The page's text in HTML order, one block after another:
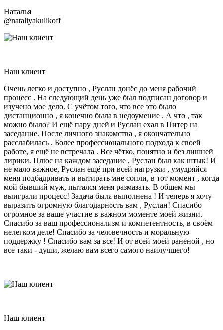
Наталья
@nataliyakulikoff
Наш клиент
Очень легко и доступно , Руслан донёс до меня рабочий
процесс . На следующий день уже был подписан договор и
изучено мое дело. С учётом того, что все это было
дистанционно , я конечно была в недоумение . А что , так
можно было? И ещё пару дней и Руслан ехал в Питер на
заседание. После личного знакомства , я окончательно
расслабилась . Более профессионального подхода к своей
работе, я ещё не встречала . Все чётко, понятно и без лишней
лирики. Плюс на каждом заседание , Руслан был как штык! И
не мало важное, Руслан ещё при всей нагрузки , умудряйся
меня подбадривать и вытирать мне сопли, в тот момент , когда
мой бывший муж, пытался меня размазать. В общем мы
выиграли процесс! Задача была выполнена ! И теперь я хочу
выразить огромную благодарность вам , Руслан! Спасибо
огромное за ваше участие в важном моменте моей жизни.
Спасибо за ваш профессионализм и компетентность, в своём
нелегком деле! Спасибо за человечность и моральную
поддержку ! Спасибо вам за все! И от всей моей раненой , но
все таки - души, желаю вам всего самого наилучшего!
Наш клиент